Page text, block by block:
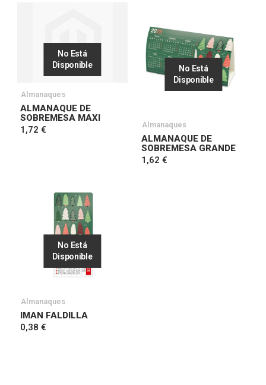
No Está
Disponible
Almanaques
ALMANAQUE DE
SOBREMESA MAXI
1,72 €
No Está
Disponible
Almanaques
ALMANAQUE DE
SOBREMESA GRANDE
1,62 €
No Está
Disponible
Almanaques
IMAN FALDILLA
0,38 €